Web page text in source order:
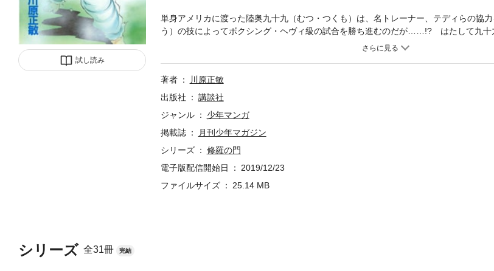
試し読み
シリーズ 全31冊 完結
単身アメリカに渡った陸奥九十九（むつ・つくも）は、名トレーナー、テディらの協
う）の技によってボクシング・ヘヴィ級の試合を勝ち進むのだが……!? はたして九十
ス）・キルレインとリングの上で戦えるのであろうか!!
著者
川原正敏
出版社
講談社
ジャンル
少年マンガ
掲載誌
月刊少年マガジン
シリーズ
修羅の門
電子版配信開始日
2019/12/23
ファイルサイズ
25.14 MB